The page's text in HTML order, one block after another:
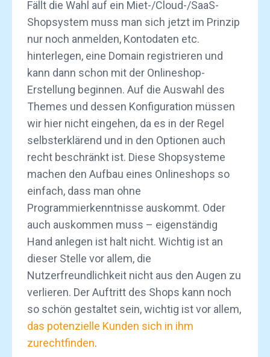
Fällt die Wahl auf ein Miet-/Cloud-/SaaS-
Shopsystem muss man sich jetzt im Prinzip
nur noch anmelden, Kontodaten etc.
hinterlegen, eine Domain registrieren und
kann dann schon mit der Onlineshop-
Erstellung beginnen. Auf die Auswahl des
Themes und dessen Konfiguration müssen
wir hier nicht eingehen, da es in der Regel
selbsterklärend und in den Optionen auch
recht beschränkt ist. Diese Shopsysteme
machen den Aufbau eines Onlineshops so
einfach, dass man ohne
Programmierkenntnisse auskommt. Oder
auch auskommen muss – eigenständig
Hand anlegen ist halt nicht. Wichtig ist an
dieser Stelle vor allem, die
Nutzerfreundlichkeit nicht aus den Augen zu
verlieren. Der Auftritt des Shops kann noch
so schön gestaltet sein, wichtig ist vor allem,
das potenzielle Kunden sich in ihm
zurechtfinden.